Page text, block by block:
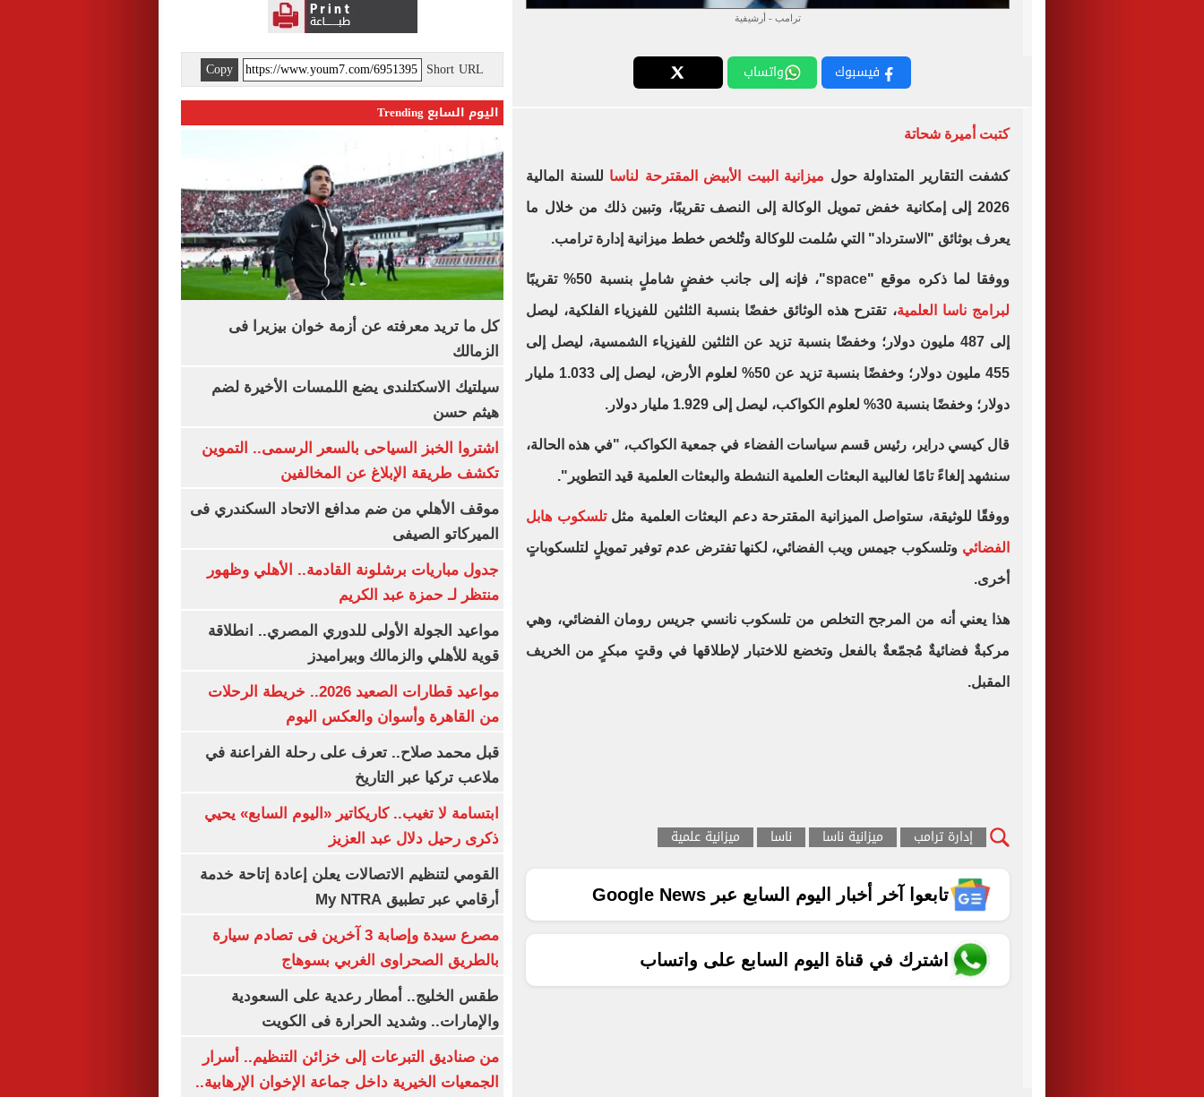
ترامب - أرشيفية
فيسبوك واتساب
كتبت أميرة شحاتة
كشفت التقارير المتداولة حول ميزانية البيت الأبيض المقترحة لناسا للسنة المالية
2026 إلى إمكانية خفض تمويل الوكالة إلى النصف تقريبًا، وتبين ذلك من خلال ما
يعرف بوثائق "الاسترداد" التي سُلمت للوكالة وتُلخص خطط ميزانية إدارة ترامب.
ووفقا لما ذكره موقع "space"، فإنه إلى جانب خفضٍ شاملٍ بنسبة 50% تقريبًا
لبرامج ناسا العلمية، تقترح هذه الوثائق خفضًا بنسبة الثلثين للفيزياء الفلكية، ليصل
إلى 487 مليون دولار؛ وخفضًا بنسبة تزيد عن الثلثين للفيزياء الشمسية، ليصل إلى
455 مليون دولار؛ وخفضًا بنسبة تزيد عن 50% لعلوم الأرض، ليصل إلى 1.033 مليار
دولار؛ وخفضًا بنسبة 30% لعلوم الكواكب، ليصل إلى 1.929 مليار دولار.
قال كيسي دراير، رئيس قسم سياسات الفضاء في جمعية الكواكب، "في هذه الحالة،
سنشهد إلغاءً تامًا لغالبية البعثات العلمية النشطة والبعثات العلمية قيد التطوير".
ووفقًا للوثيقة، ستواصل الميزانية المقترحة دعم البعثات العلمية مثلتلسكوب هابل
الفضائي وتلسكوب جيمس ويب الفضائي، لكنها تفترض عدم توفير تمويلٍ لتلسكوباتٍ
أخرى.
هذا يعني أنه من المرجح التخلص من تلسكوب نانسي جريس رومان الفضائي، وهي
مركبةٌ فضائيةٌ مُجمّعةٌ بالفعل وتخضع للاختبار لإطلاقها في وقتٍ مبكرٍ من الخريف
المقبل.
إدارة ترامب ميزانية ناسا ناسا ميزانية علمية
تابعوا آخر أخبار اليوم السابع عبر Google News
اشترك في قناة اليوم السابع على واتساب
Short URL
Copy
اليوم السابع Trending
كل ما تريد معرفته عن أزمة خوان بيزيرا فى
الزمالك
سيلتيك الاسكتلندى يضع اللمسات الأخيرة لضم
هيثم حسن
اشتروا الخبز السياحى بالسعر الرسمى.. التموين
تكشف طريقة الإبلاغ عن المخالفين
موقف الأهلي من ضم مدافع الاتحاد السكندري فى
الميركاتو الصيفى
جدول مباريات برشلونة القادمة.. الأهلي وظهور
منتظر لـ حمزة عبد الكريم
مواعيد الجولة الأولى للدوري المصري.. انطلاقة
قوية للأهلي والزمالك وبيراميدز
مواعيد قطارات الصعيد 2026.. خريطة الرحلات
من القاهرة وأسوان والعكس اليوم
قبل محمد صلاح.. تعرف على رحلة الفراعنة في
ملاعب تركيا عبر التاريخ
ابتسامة لا تغيب.. كاريكاتير «اليوم السابع» يحيي
ذكرى رحيل دلال عبد العزيز
القومي لتنظيم الاتصالات يعلن إعادة إتاحة خدمة
أرقامي عبر تطبيق My NTRA
مصرع سيدة وإصابة 3 آخرين فى تصادم سيارة
بالطريق الصحراوى الغربي بسوهاج
طقس الخليج.. أمطار رعدية على السعودية
والإمارات.. وشديد الحرارة فى الكويت
من صناديق التبرعات إلى خزائن التنظيم.. أسرار
الجمعيات الخيرية داخل جماعة الإخوان الإرهابية..